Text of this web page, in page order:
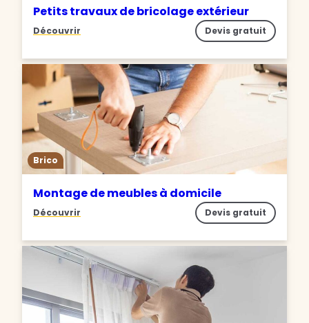
Petits travaux de bricolage extérieur
Découvrir Devis gratuit
Brico
Montage de meubles à domicile
Découvrir Devis gratuit